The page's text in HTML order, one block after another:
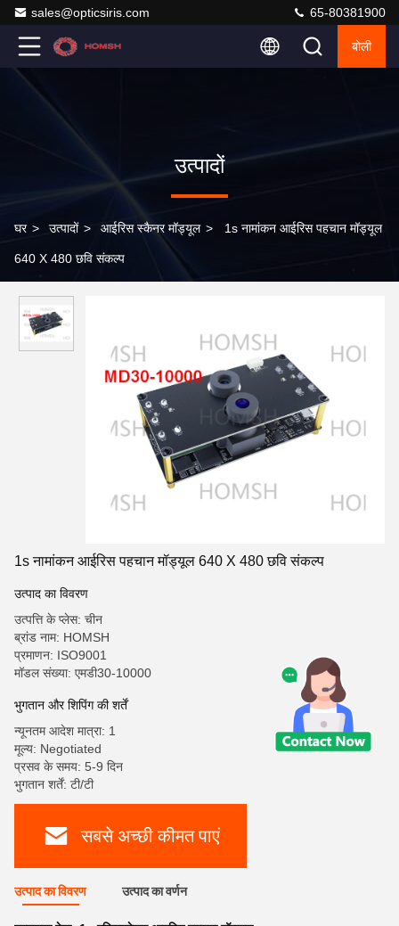
sales@opticsiris.com 65-80381900
बोली
उत्पादों
घर > उत्पादों > आईरिस स्कैनर मॉड्यूल > 1s नामांकन आईरिस पहचान मॉड्यूल
640 X 480 छवि संकल्प
1s नामांकन आईरिस पहचान मॉड्यूल 640 X 480 छवि संकल्प
उत्पाद का विवरण
उत्पत्ति के प्लेस: चीन
ब्रांड नाम: HOMSH
प्रमाणन: ISO9001
मॉडल संख्या: एमडी30-10000
भुगतान और शिपिंग की शर्तें
न्यूनतम आदेश मात्रा: 1
मूल्य: Negotiated
प्रसव के समय: 5-9 दिन
भुगतान शर्तें: टी/टी
सबसे अच्छी कीमत पाएं
उत्पाद का विवरण उत्पाद का वर्णन